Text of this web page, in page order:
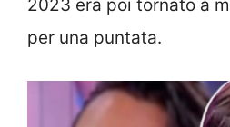
2023 era poi tornato a
per una puntata.